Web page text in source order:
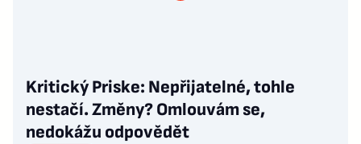
Kritický Priske: Nepřijatelné, tohle
nestačí. Změny? Omlouvám se,
nedokážu odpovědět